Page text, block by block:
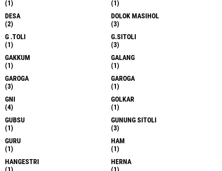
BOGOR
(1)
BOLA
(1)
BRIMOB
(13)
BRLAWAN
(1)
BWLAWAN
(1)
CCTV
(1)
CITRALAND
(1)
DAERAH
(7)
DAIRI
(9)
DANA
(1)
DANADESA
(1)
DANAU TOBA
(1)
DELI
(2)
DELI SERANG
(1)
DELI SERDANG
(5)
DELI SERDANG
(14)